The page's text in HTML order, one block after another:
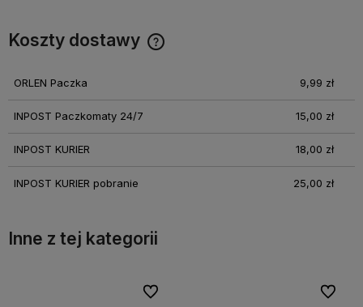
Koszty dostawy
ORLEN Paczka 9,99 zł
INPOST Paczkomaty 24/7 15,00 zł
INPOST KURIER 18,00 zł
INPOST KURIER pobranie 25,00 zł
Inne z tej kategorii
Do ulubionych
Do ulubionych Do
Do